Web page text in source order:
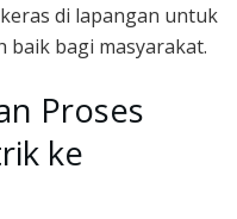
di lapangan untuk
baik bagi masyarakat.
Proses
ke